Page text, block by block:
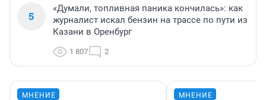
5
«Думали, топливная паника кончилась»: как
журналист искал бензин на трассе по пути из
Казани в Оренбург
1 807 2
МНЕНИЕ МНЕНИЕ